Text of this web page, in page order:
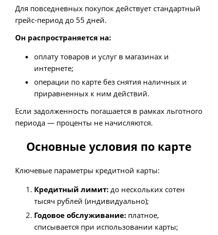
Для повседневных покупок действует стандартный
грейс-период до 55 дней.
Он распространяется на:
оплату товаров и услуг в магазинах и
интернете;
операции по карте без снятия наличных и
приравненных к ним действий.
Если задолженность погашается в рамках льготного
периода — проценты не начисляются.
Основные условия по карте
Ключевые параметры кредитной карты:
Кредитный лимит:до нескольких сотен
тысяч рублей (индивидуально);
Годовое обслуживание:платное,
списывается при использовании карты;